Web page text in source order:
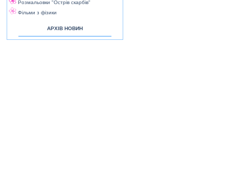
Розмальовки "Острів скарбів"
Фільми з фізики
АРХІВ НОВИН